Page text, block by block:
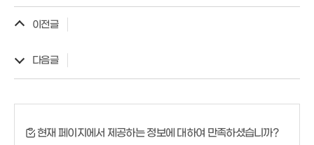
이전글
다음글
현재 페이지에서 제공하는 정보에 대하여 만족하셨습니까?